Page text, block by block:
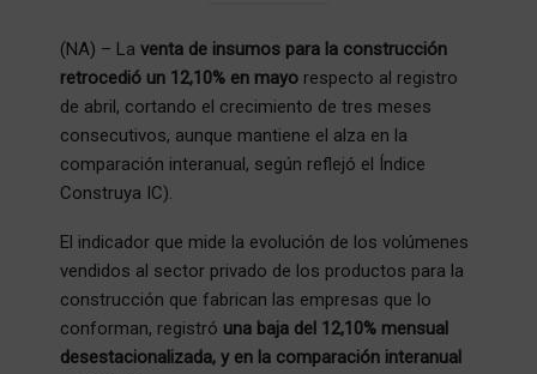
(NA) – La venta de insumos para la construcción
retrocedió un 12,10% en mayo respecto al registro
de abril, cortando el crecimiento de tres meses
consecutivos, aunque mantiene el alza en la
comparación interanual, según reflejó el Índice
Construya IC).
El indicador que mide la evolución de los volúmenes
vendidos al sector privado de los productos para la
construcción que fabrican las empresas que lo
conforman, registró una baja del 12,10% mensual
desestacionalizada, y en la comparación interanual